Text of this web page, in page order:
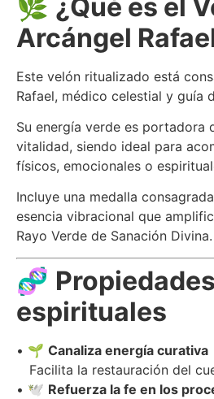
🌿 ¿Qué es el
Arcángel
Este velón ritualizado está
Rafael, médico celestial y guía
Su energía verde es portadora
vitalidad, siendo ideal para
físicos, emocionales o
Incluye una medalla
esencia vibracional que
Rayo Verde de Sanación Divina.
🧬 Propiedades
espirituales
• 🌱 Canaliza energía curativa
Facilita la restauración del
• 🕊 Refuerza la fe en los